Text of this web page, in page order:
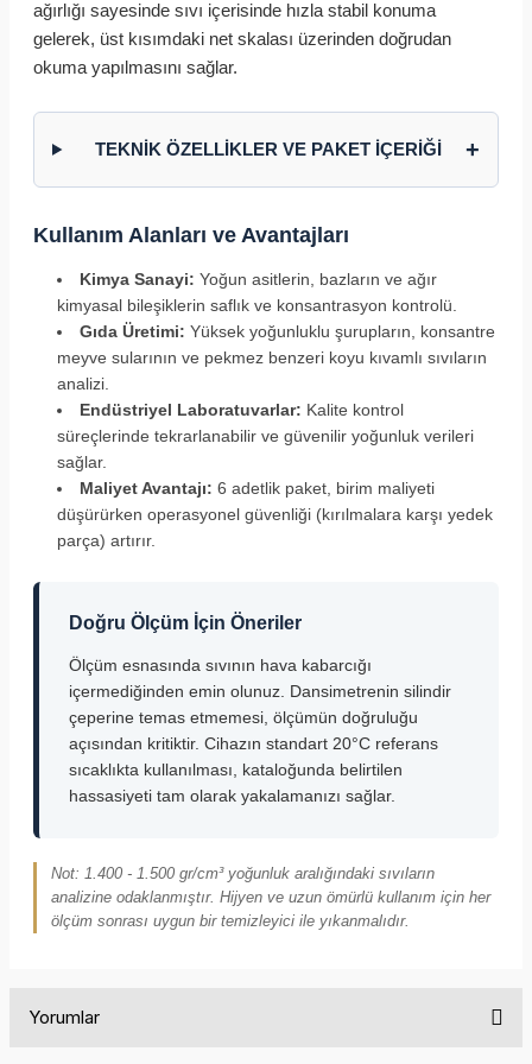
ağırlığı sayesinde sıvı içerisinde hızla stabil konuma
gelerek, üst kısımdaki net skalası üzerinden doğrudan
okuma yapılmasını sağlar.
TEKNİK ÖZELLİKLER VE PAKET İÇERİĞİ +
Kullanım Alanları ve Avantajları
Kimya Sanayi: Yoğun asitlerin, bazların ve ağır
kimyasal bileşiklerin saflık ve konsantrasyon kontrolü.
Gıda Üretimi: Yüksek yoğunluklu şurupların, konsantre
meyve sularının ve pekmez benzeri koyu kıvamlı sıvıların
analizi.
Endüstriyel Laboratuvarlar: Kalite kontrol
süreçlerinde tekrarlanabilir ve güvenilir yoğunluk verileri
sağlar.
Maliyet Avantajı: 6 adetlik paket, birim maliyeti
düşürürken operasyonel güvenliği (kırılmalara karşı yedek
parça) artırır.
Doğru Ölçüm İçin Öneriler
Ölçüm esnasında sıvının hava kabarcığı
içermediğinden emin olunuz. Dansimetrenin silindir
çeperine temas etmemesi, ölçümün doğruluğu
açısından kritiktir. Cihazın standart 20°C referans
sıcaklıkta kullanılması, kataloğunda belirtilen
hassasiyeti tam olarak yakalamanızı sağlar.
Not: 1.400 - 1.500 gr/cm³ yoğunluk aralığındaki sıvıların
analizine odaklanmıştır. Hijyen ve uzun ömürlü kullanım için her
ölçüm sonrası uygun bir temizleyici ile yıkanmalıdır.
Yorumlar